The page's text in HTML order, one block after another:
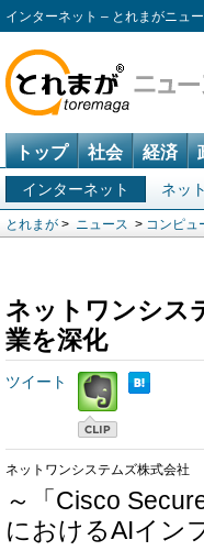
インターネット – とれまがニュ
トップ 社会 経済
インターネット ネッ
とれまが > ニュース > コンピュ
ネットワンシス
業を深化
ツイート
ネットワンシステムズ株式会社
～「Cisco
におけるAIイン